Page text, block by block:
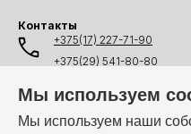
Мы используем
Мы используем наши
Контакты
+375(17) 227-71-90
+375(29) 541-80-80
+375(44) 541-80-80